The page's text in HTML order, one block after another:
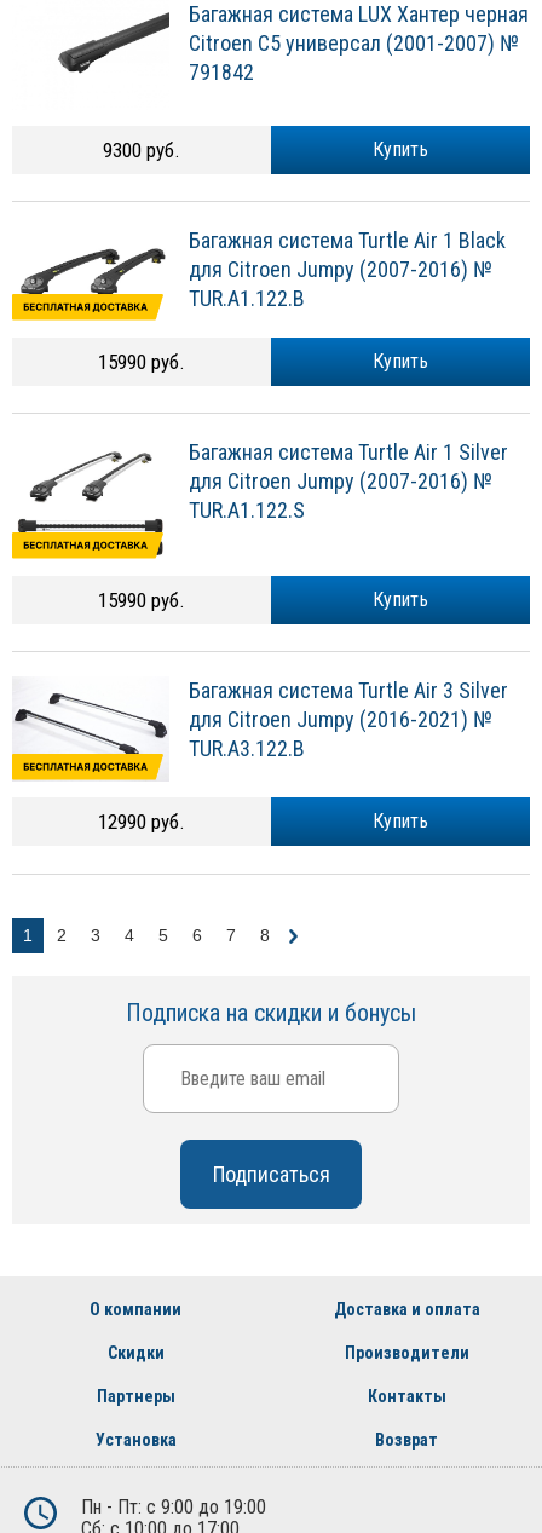
Багажная система LUX Хантер черная
Citroen C5 универсал (2001-2007) №
791842
Купить
9300 руб.
Багажная система Turtle Air 1 Black
для Citroen Jumpy (2007-2016) №
TUR.A1.122.B
Купить
15990 руб.
Багажная система Turtle Air 1 Silver
для Citroen Jumpy (2007-2016) №
TUR.A1.122.S
Купить
15990 руб.
Багажная система Turtle Air 3 Silver
для Citroen Jumpy (2016-2021) №
TUR.A3.122.B
Купить
12990 руб.
1 2 3 4 5 6 7 8
Подписка на скидки и бонусы
О компании Доставка и оплата
Скидки Производители
Партнеры Контакты
Установка Возврат
Пн - Пт: с 9:00 до 19:00